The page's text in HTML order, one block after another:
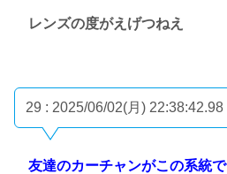
レンズの度がえげつねえ
29 : 2025/06/02(月) 22:38:42.98
友達のカーチャンがこの系統で